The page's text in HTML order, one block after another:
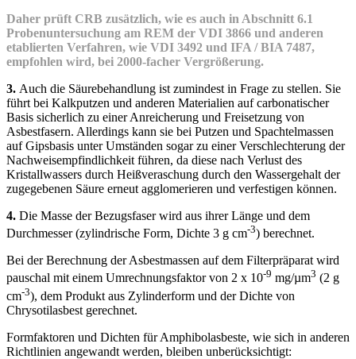
Daher prüft CRB zusätzlich, wie es auch in Abschnitt 6.1
Probenuntersuchung am REM der VDI 3866 und anderen
etablierten Verfahren, wie VDI 3492 und IFA / BIA 7487,
empfohlen wird, bei 2000-facher Vergrößerung.
3. Auch die Säurebehandlung ist zumindest in Frage zu stellen. Sie
führt bei Kalkputzen und anderen Materialien auf carbonatischer
Basis sicherlich zu einer Anreicherung und Freisetzung von
Asbestfasern. Allerdings kann sie bei Putzen und Spachtelmassen
auf Gipsbasis unter Umständen sogar zu einer Verschlechterung der
Nachweisempfindlichkeit führen, da diese nach Verlust des
Kristallwassers durch Heißveraschung durch den Wassergehalt der
zugegebenen Säure erneut agglomerieren und verfestigen können.
4. Die Masse der Bezugsfaser wird aus ihrer Länge und dem
Durchmesser (zylindrische Form, Dichte 3 g cm-3) berechnet.
Bei der Berechnung der Asbestmassen auf dem Filterpräparat wird
pauschal mit einem Umrechnungsfaktor von 2 x 10-9 mg/µm3 (2 g
cm-3), dem Produkt aus Zylinderform und der Dichte von
Chrysotilasbest gerechnet.
Formfaktoren und Dichten für Amphibolasbeste, wie sich in anderen
Richtlinien angewandt werden, bleiben unberücksichtigt: